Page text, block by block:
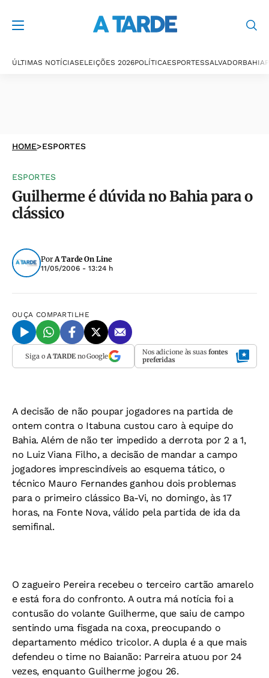
ÚLTIMAS NOTÍCIASELEIÇÕES 2026POLÍTICAESPORTESSALVADORBAHIA
HOME>ESPORTES
ESPORTES
Guilherme é dúvida no Bahia para o
clássico
PorA Tarde On Line
11/05/2006 - 13:24 h
OUÇA COMPARTILHE
Siga o A TARDEno Google Nos adicione às suas fontes
preferidas
A decisão de não poupar jogadores na partida de
ontem contra o Itabuna custou caro à equipe do
Bahia. Além de não ter impedido a derrota por 2 a 1,
no Luiz Viana Filho, a decisão de mandar a campo
jogadores imprescindíveis ao esquema tático, o
técnico Mauro Fernandes ganhou dois problemas
para o primeiro clássico Ba-Vi, no domingo, às 17
horas, na Fonte Nova, válido pela partida de ida da
semifinal.
O zagueiro Pereira recebeu o terceiro cartão amarelo
e está fora do confronto. A outra má notícia foi a
contusão do volante Guilherme, que saiu de campo
sentindo uma fisgada na coxa, preocupando o
departamento médico tricolor. A dupla é a que mais
defendeu o time no Baianão: Parreira atuou por 24
vezes, enquanto Guilherme jogou 26.